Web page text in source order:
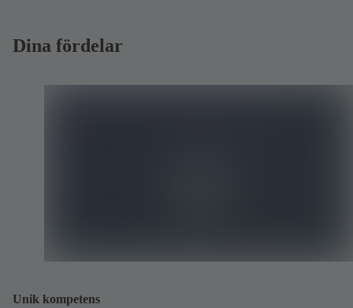
Dina fördelar
Unik kompetens